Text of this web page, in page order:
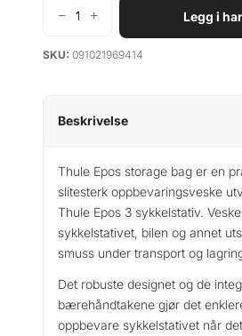
u
− + Legg i
SKU: 091021969414
Beskrivelse
Thule Epos storage bag er en
slitesterk oppbevaringsveske
Thule Epos 3 sykkelstativ.
sykkelstativet, bilen og annet
smuss under transport og
Det robuste designet og de
bærehåndtakene gjør det
oppbevare sykkelstativet når